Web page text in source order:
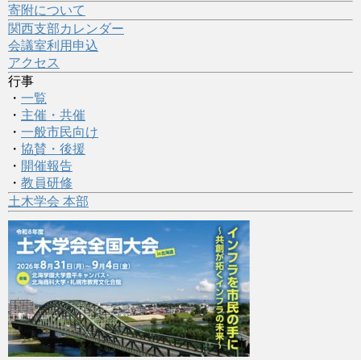
寄附について
関西支部カレンダー
会議室利用申込
アクセス
行事
・ 一覧
・ 主催・共催
・ 一般市民向け
・ 協賛・後援
・ 開催報告
・ 教員研修
土木学会 本部